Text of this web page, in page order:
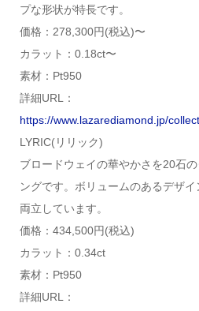
プな形状が特長です。
価格：278,300円(税込)〜
カラット：0.18ct〜
素材：Pt950
詳細URL：
https://www.lazarediamond.jp/
LYRIC(リリック)
ブロードウェイの華やかさを20石
ングです。ボリュームのあるデザ
両立しています。
価格：434,500円(税込)
カラット：0.34ct
素材：Pt950
詳細URL：